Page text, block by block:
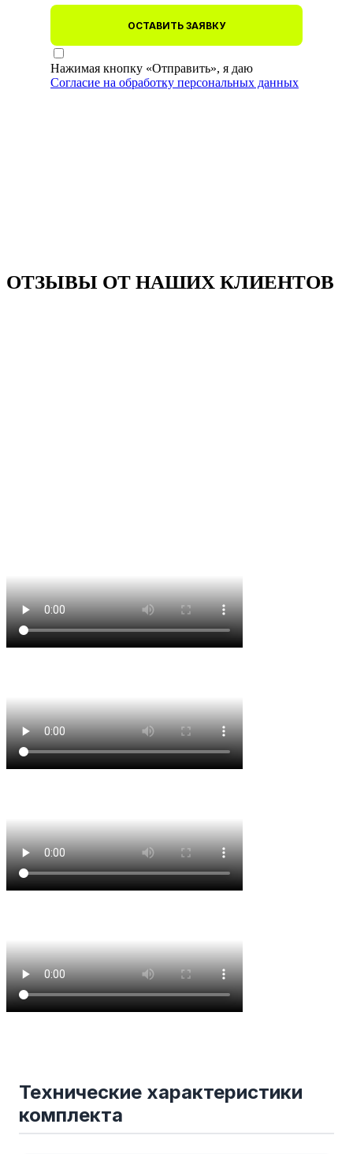
ОСТАВИТЬ ЗАЯВКУ
Нажимая кнопку «Отправить», я даю
Согласие на обработку персональных данных
ОТЗЫВЫ ОТ НАШИХ КЛИЕНТОВ
Технические характеристики
комплекта